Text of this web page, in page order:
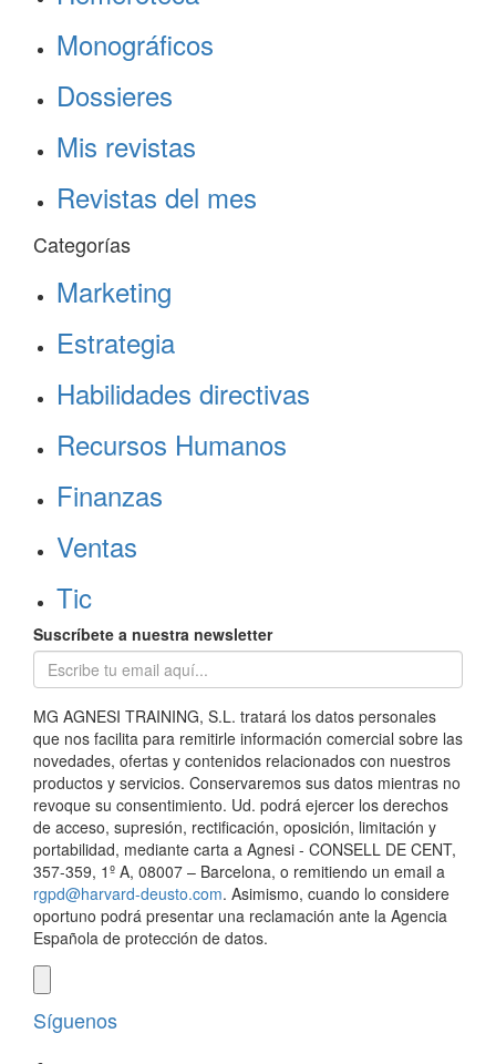
Monográficos
Dossieres
Mis revistas
Revistas del mes
Categorías
Marketing
Estrategia
Habilidades directivas
Recursos Humanos
Finanzas
Ventas
Tic
Suscríbete a nuestra newsletter
MG AGNESI TRAINING, S.L. tratará los datos personales
que nos facilita para remitirle información comercial sobre las
novedades, ofertas y contenidos relacionados con nuestros
productos y servicios. Conservaremos sus datos mientras no
revoque su consentimiento. Ud. podrá ejercer los derechos
de acceso, supresión, rectificación, oposición, limitación y
portabilidad, mediante carta a Agnesi - CONSELL DE CENT,
357-359, 1º A, 08007 – Barcelona, o remitiendo un email a
rgpd@harvard-deusto.com. Asimismo, cuando lo considere
oportuno podrá presentar una reclamación ante la Agencia
Española de protección de datos.
Síguenos